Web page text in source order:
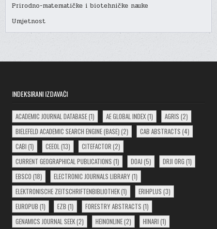
Prirodno-matematičke i biotehničke nauke
Umjetnost
INDEKSIRANI IZDAVAČI
ACADEMIC JOURNAL DATABASE(1) AE GLOBAL INDEX(1) AGRIS (2)
BIELEFELD ACADEMIC SEARCH ENGINE (BASE) (2) CAB ABSTRACTS (4)
CABI (1) CEEOL (13) CITEFACTOR (2)
CURRENT GEOGRAPHICAL PUBLICATIONS (1) DOAJ (5) DRJI ORG (1)
EBSCO (18) ELECTRONIC JOURNALS LIBRARY(1)
ELEKTRONISCHE ZEITSCHRIFTENBIBLIOTHEK(1) ERIHPLUS (3)
EUROPUB (1) EZB (1) FORESTRY ABSTRACTS (1)
GENAMICS JOURNAL SEEK(2) HEINONLINE(2) HINARI (1)